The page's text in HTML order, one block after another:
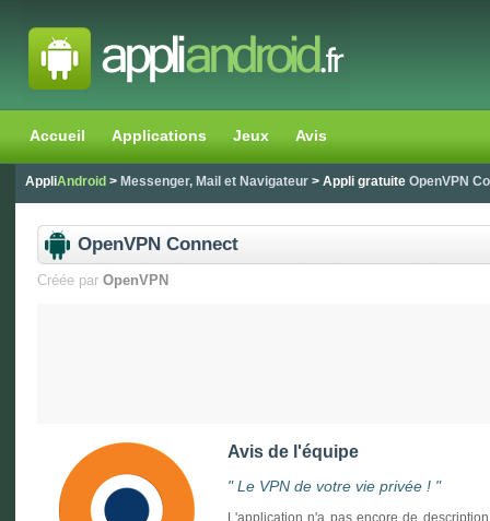
Accueil Applications Jeux Avis
AppliAndroid > Messenger, Mail et Navigateur > Appli gratuite OpenVPN
OpenVPN Connect
Créée par OpenVPN
Avis de l'équipe
"Le VPN de votre vie privée ! "
L'application n'a pas encore de